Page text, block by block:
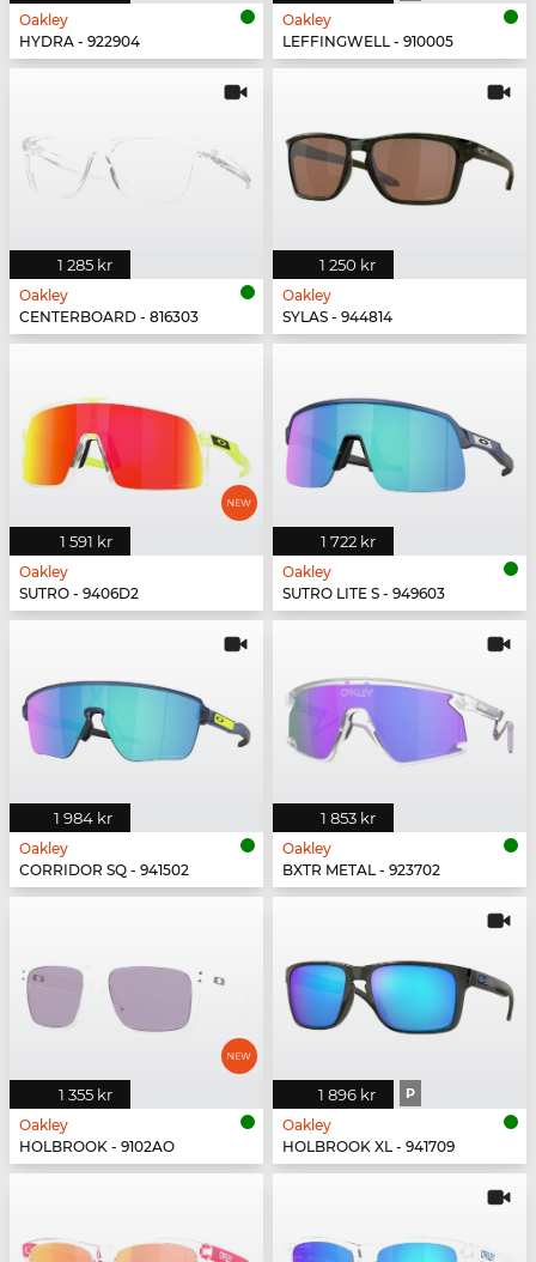
Oakley
HYDRA - 922904
Oakley
LEFFINGWELL - 910005
1 285 kr
Oakley
CENTERBOARD - 816303
1 250 kr
Oakley
SYLAS - 944814
1 591 kr
Oakley
SUTRO - 9406D2
1 722 kr
Oakley
SUTRO LITE S - 949603
1 984 kr
Oakley
CORRIDOR SQ - 941502
1 853 kr
Oakley
BXTR METAL - 923702
1 355 kr
Oakley
HOLBROOK - 9102AO
1 896 kr P
Oakley
HOLBROOK XL - 941709